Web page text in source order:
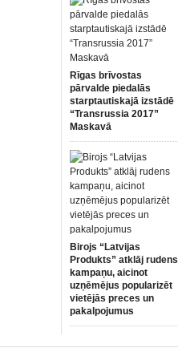
Rīgas brīvostas
pārvalde piedalās
starptautiskajā izstādē
“Transrussia 2017”
Maskavā
Birojs “Latvijas
Produkts” atklāj rudens
kampaņu, aicinot
uzņēmējus popularizēt
vietējās preces un
pakalpojumus